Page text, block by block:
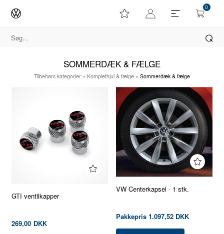
0
SOMMERDÆK & FÆLGE
Tilbehørs kategorier» Komplethjul & fælge» Sommerdæk & fælge
GTI ventilkapper
269,00 DKK
VW Centerkapsel - 1 stk.
Pakkepris 1.097,52 DKK